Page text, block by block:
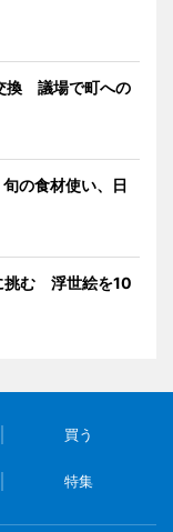
換 議場で町への
の食材使い、日
挑む 浮世絵を10
買う
特集